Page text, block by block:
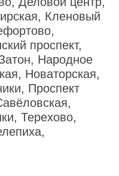
Кленовый
проспект,
Народное
Новаторская,
Проспект
Терехово,